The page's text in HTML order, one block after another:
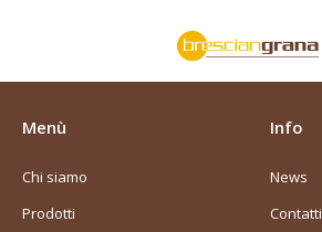
Menù
Chi siamo
Prodotti
Info
News
Contatti